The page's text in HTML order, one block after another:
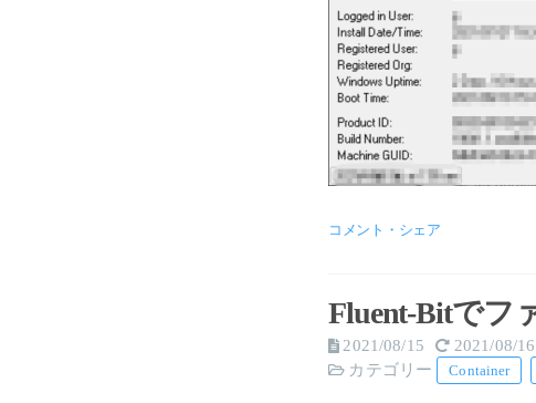
コメント・シェア
Fluent-Bitでフ
2021/08/15
2021/08/16
カテゴリー
Container